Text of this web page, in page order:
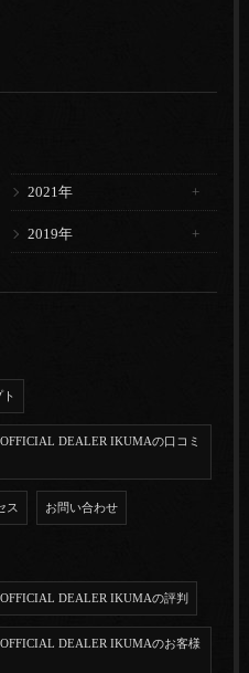
2021年
2019年
ト
DEALER IKUMAの口コミ
ス お問い合わせ
DEALER IKUMAの評判
DEALER IKUMAのお客様